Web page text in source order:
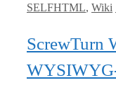
SELFHTML, Wiki
ScrewTurn